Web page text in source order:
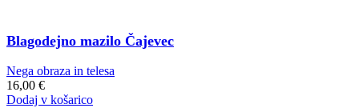
Blagodejno mazilo Čajevec
Nega obraza in telesa
16,00 €
Dodaj v košarico